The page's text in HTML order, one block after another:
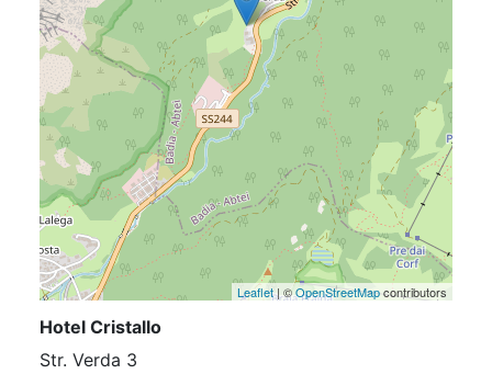
Leaflet| ©OpenStreetMapcontributors
Hotel Cristallo
Str. Verda 3